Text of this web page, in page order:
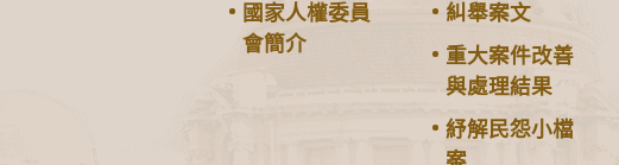
國家人權委員
會簡介
糾舉案文
重大案件改善
與處理結果
紓解民怨小檔
案